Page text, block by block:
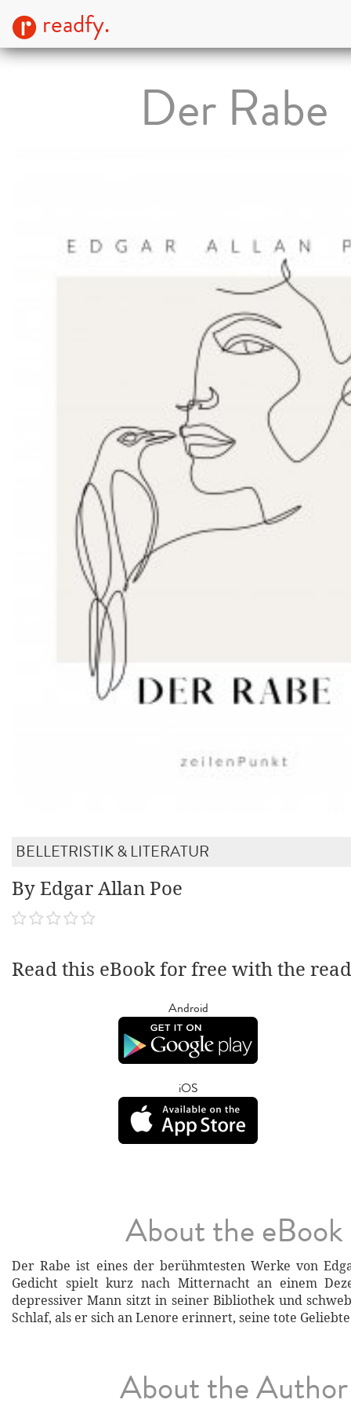
readfy.
Der Rabe
BELLETRISTIK & LITERATUR
By Edgar Allan Poe
Read this eBook for free with the
Android
iOS
About the eBook
Der Rabe ist eines der berühmtesten Werke von
Gedicht spielt kurz nach Mitternacht an einem
depressiver Mann sitzt in seiner Bibliothek und
Schlaf, als er sich an Lenore erinnert, seine tote
About the Author